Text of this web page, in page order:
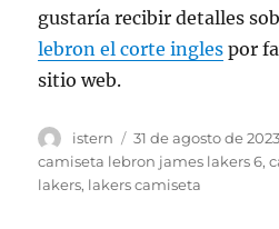
gustaría recibir detalles
lebron el corte ingles por
sitio web.
Autor
istern
Publicado
el
31 de agosto de 2023
camiseta lebron james lakers 6,
lakers, lakers camiseta